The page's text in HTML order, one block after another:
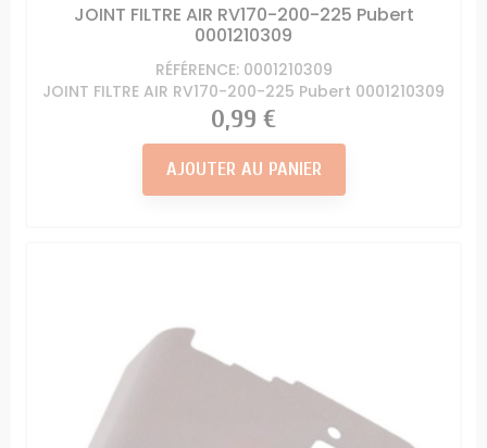
JOINT FILTRE AIR RV170-200-225 Pubert
0001210309
RÉFÉRENCE: 0001210309
JOINT FILTRE AIR RV170-200-225 Pubert 0001210309
Prix
0,99 €
AJOUTER AU PANIER